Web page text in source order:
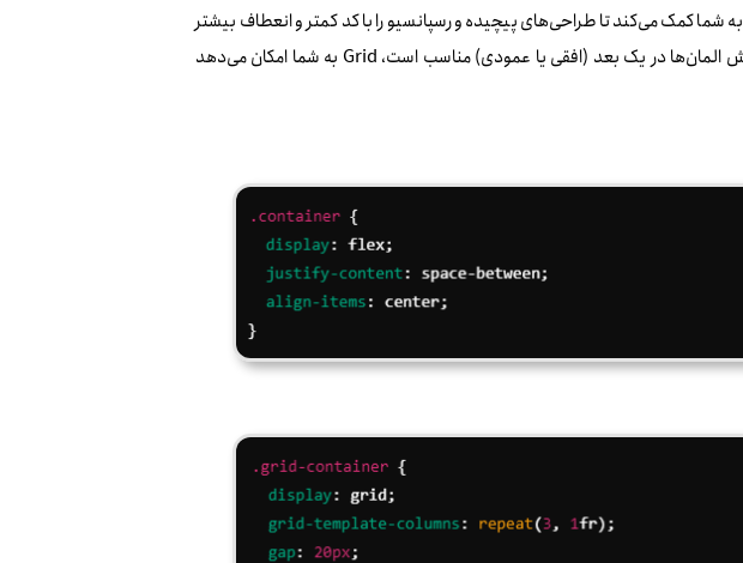
، استفاده از Grid و Flexbox به شما کمک می‌کند تا طراحی‌های پیچیده و رسپانسیو را با کد کمتر و انعطاف بیشتر
پیاده‌سازی کنید. در حالی که Flexbox برای تنظیم چینش المان‌ها در یک بعد (افقی یا عمودی) مناسب است، Grid به شما امکان می‌دهد